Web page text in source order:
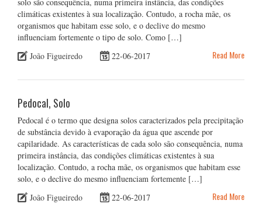
climáticas existentes à sua localização. Contudo, a rocha mãe, os
organismos que habitam esse solo, e o declive do mesmo
influenciam fortemente o tipo de solo. Como […]
João Figueiredo
22-06-2017 Read More
Pedocal, Solo
Pedocal é o termo que designa solos caracterizados pela precipitação
de substância devido à evaporação da água que ascende por
capilaridade. As características de cada solo são consequência, numa
primeira instância, das condições climáticas existentes à sua
localização. Contudo, a rocha mãe, os organismos que habitam esse
solo, e o declive do mesmo influenciam fortemente […]
João Figueiredo
22-06-2017 Read More